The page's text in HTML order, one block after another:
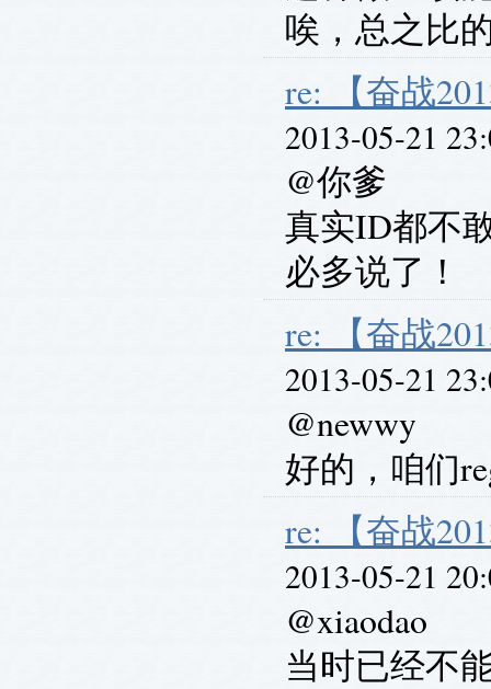
唉，总之比
re: 【奋战
2013-05-21
@你爹
真实ID都不
必多说了！
re: 【奋战
2013-05-21
@newwy
好的，咱们
re: 【奋战
2013-05-21
@xiaodao
当时已经不